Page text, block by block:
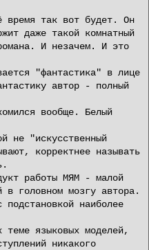
время так вот будет. Он
даже такой комнатный
И незачем. И это
"фантастика" в лице
автор - полный
вообще. Белый
не "искусственный
корректнее называть
работы МЯМ - малой
в головном мозгу автора.
подстановкой наиболее
языковых моделей,
никакого